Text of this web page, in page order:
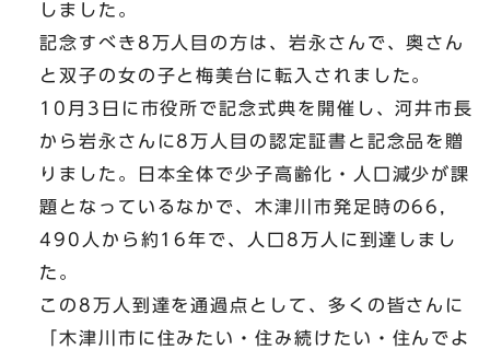
しました。
記念すべき8万人目の方は、岩永さんで、奥さん
と双子の女の子と梅美台に転入されました。
10月3日に市役所で記念式典を開催し、河井市長
から岩永さんに8万人目の認定証書と記念品を贈
りました。日本全体で少子高齢化・人口減少が課
題となっているなかで、木津川市発足時の66，
490人から約16年で、人口8万人に到達しまし
た。
この8万人到達を通過点として、多くの皆さんに
「木津川市に住みたい・住み続けたい・住んでよ